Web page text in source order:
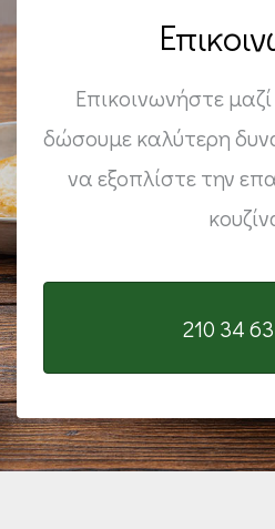
Επικοινωνήστε
δώσουμε καλύτερη
να εξοπλίστε την
210 34